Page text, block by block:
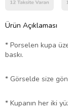
Ürün Açıklaması
* Porselen kupa
baskı.
* Görselde size
* Kupanın her iki